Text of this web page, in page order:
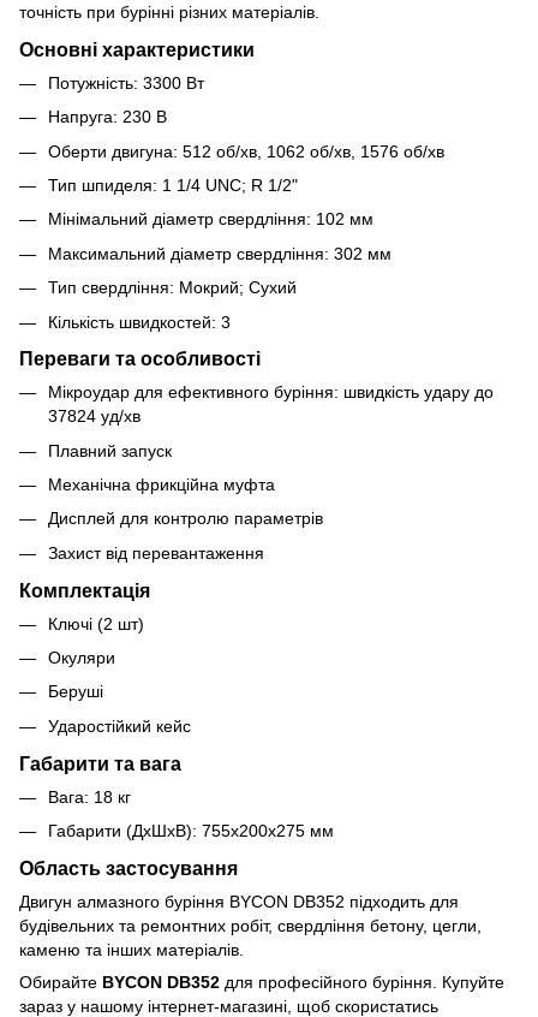
точність при бурінні різних матеріалів.
Основні характеристики
Потужність: 3300 Вт
Напруга: 230 В
Оберти двигуна: 512 об/хв, 1062 об/хв, 1576 об/хв
Тип шпиделя: 1 1/4 UNC; R 1/2"
Мінімальний діаметр свердління: 102 мм
Максимальний діаметр свердління: 302 мм
Тип свердління: Мокрий; Сухий
Кількість швидкостей: 3
Переваги та особливості
Мікроудар для ефективного буріння: швидкість удару до
37824 уд/хв
Плавний запуск
Механічна фрикційна муфта
Дисплей для контролю параметрів
Захист від перевантаження
Комплектація
Ключі (2 шт)
Окуляри
Беруші
Ударостійкий кейс
Габарити та вага
Вага: 18 кг
Габарити (ДхШхВ): 755x200x275 мм
Область застосування
Двигун алмазного буріння BYCON DB352 підходить для
будівельних та ремонтних робіт, свердління бетону, цегли,
каменю та інших матеріалів.
Обирайте BYCON DB352 для професійного буріння. Купуйте
зараз у нашому інтернет-магазині, щоб скористатись